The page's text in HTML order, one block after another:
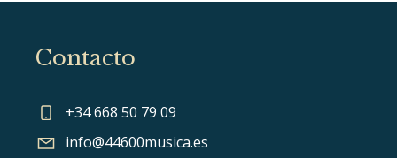
Contacto
+34 668 50 79 09
info@44600musica.es